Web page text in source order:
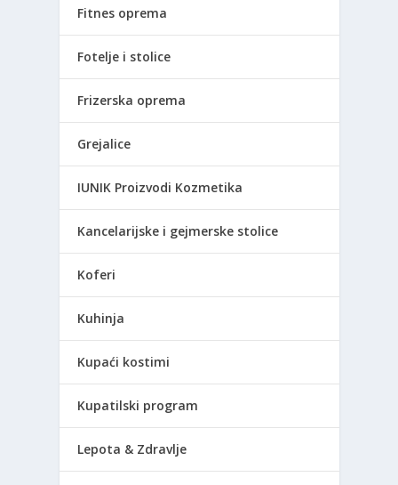
Fitnes oprema
Fotelje i stolice
Frizerska oprema
Grejalice
IUNIK Proizvodi Kozmetika
Kancelarijske i gejmerske stolice
Koferi
Kuhinja
Kupaći kostimi
Kupatilski program
Lepota & Zdravlje